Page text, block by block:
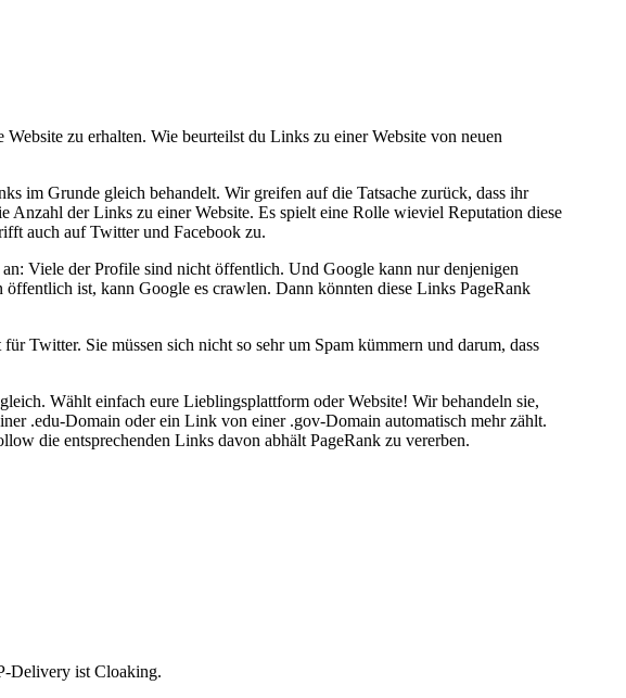
zu erhalten. Wie beurteilst du Links zu einer Website von neuen
im Grunde gleich behandelt. Wir greifen auf die Tatsache zurück, dass ihr
der Links zu einer Website. Es spielt eine Rolle wieviel Reputation diese
auch auf Twitter und Facebook zu.
Viele der Profile sind nicht öffentlich. Und Google kann nur denjenigen
ist, kann Google es crawlen. Dann könnten diese Links PageRank
Twitter. Sie müssen sich nicht so sehr um Spam kümmern und darum, dass
Wählt einfach eure Lieblingsplattform oder Website! Wir behandeln sie,
.edu-Domain oder ein Link von einer .gov-Domain automatisch mehr zählt.
die entsprechenden Links davon abhält PageRank zu vererben.
Delivery ist Cloaking.